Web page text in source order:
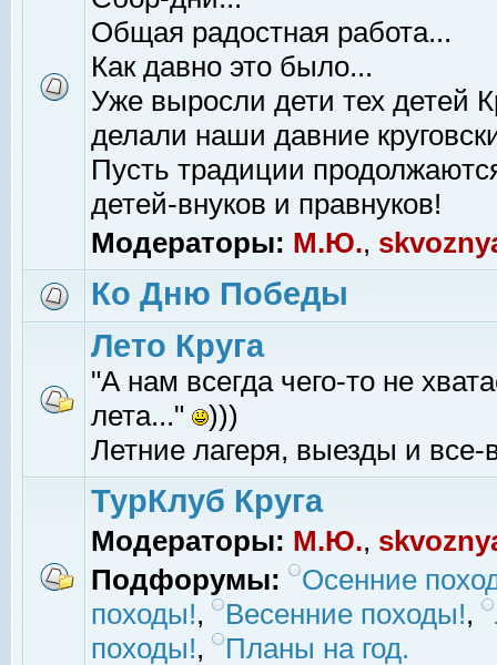
Общая радостная работа...
Как давно это было...
Уже выросли дети тех детей
делали наши давние
Пусть традиции
детей-внуков и правнуков!
Модераторы: М.Ю.,
Ко Дню Победы
Лето Круга
"А нам всегда чего-то не
лета..."
)))
Летние лагеря, выезды и все-
ТурКлуб Круга
Модераторы: М.Ю.,
Подфорумы:
Осенние
походы!, Весенние походы!,
походы!, Планы на год.